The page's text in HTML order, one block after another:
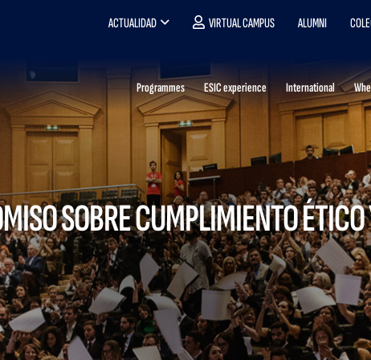
ACTUALIDAD VIRTUAL CAMPUS ALUMNI
Programmes ESIC experience International
SOBRE CUMPLIMIENTO ÉTICO